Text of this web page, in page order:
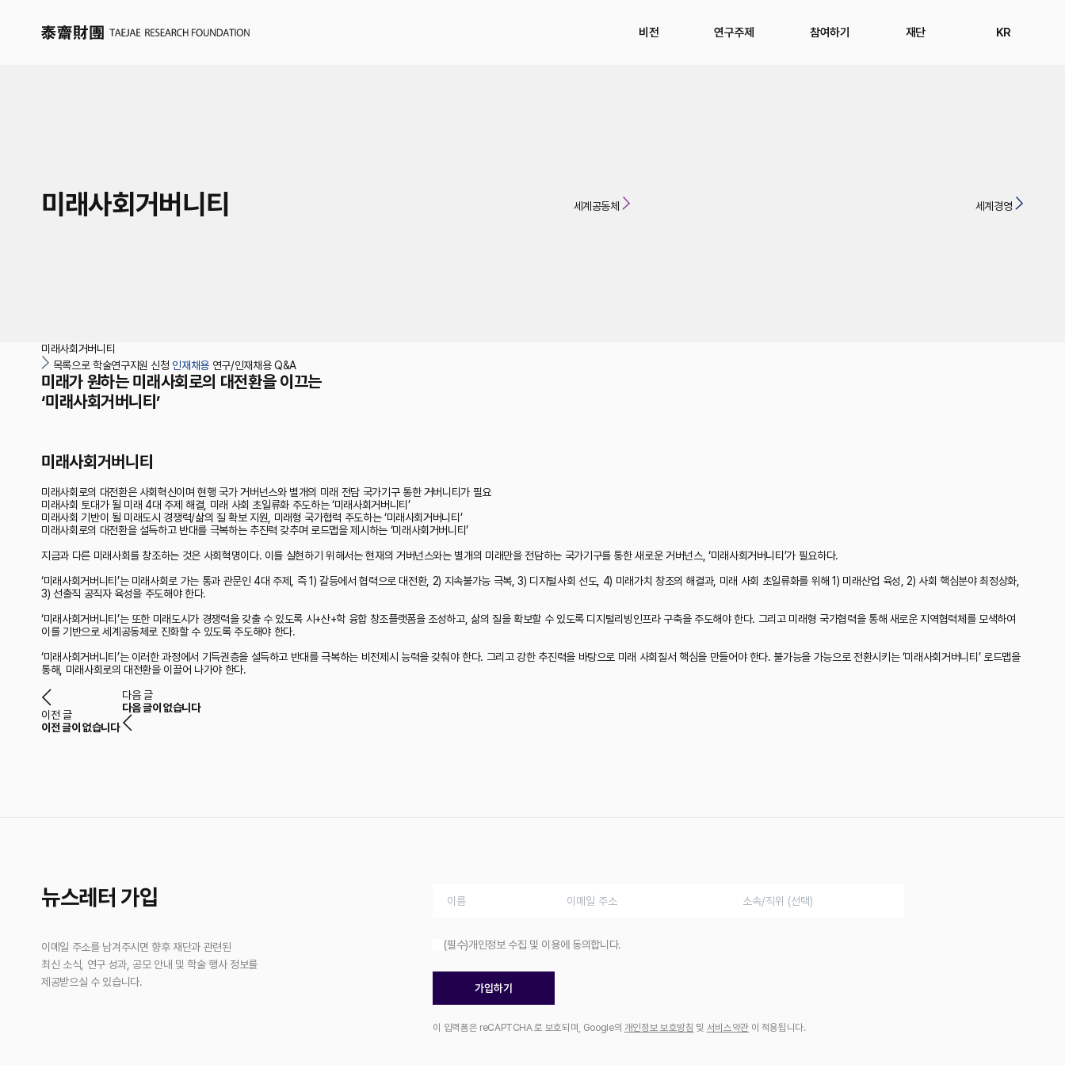
비전 연구주제 참여하기 재단 KR
미래사회거버니티 세계공동체 세계경영
미래사회거버니티
목록으로 학술연구지원 신청 인재채용 연구/인재채용 Q&A
미래가 원하는 미래사회로의 대전환을 이끄는
‘미래사회거버니티’
미래사회거버니티
미래사회로의 대전환은 사회혁신이며 현행 국가 거버넌스와 별개의 미래 전담 국가기구 통한 거버니티가 필요
미래사회 토대가 될 미래 4대 주제 해결, 미래 사회 초일류화 주도하는 ‘미래사회거버니티’
미래사회 기반이 될 미래도시 경쟁력/삶의 질 확보 지원, 미래형 국가협력 주도하는 ‘미래사회거버니티’
미래사회로의 대전환을 설득하고 반대를 극복하는 추진력 갖추며 로드맵을 제시하는 ‘미래사회거버니티’
지금과 다른 미래사회를 창조하는 것은 사회혁명이다. 이를 실현하기 위해서는 현재의 거버넌스와는 별개의 미래만을 전담하는 국가기구를 통한 새로운 거버넌스, ‘미래사회거버니티’가 필요하다.
‘미래사회거버니티’는 미래사회로 가는 통과 관문인 4대 주제, 즉 1) 갈등에서 협력으로 대전환, 2) 지속불가능 극복, 3) 디지털사회 선도, 4) 미래가치 창조의 해결과, 미래 사회 초일류화를 위해 1) 미래산업 육성, 2) 사회 핵심분야 최정상화,
3) 선출직 공직자 육성을 주도해야 한다.
‘미래사회거버니티’는 또한 미래도시가 경쟁력을 갖출 수 있도록 시+산+학 융합 창조플랫폼을 조성하고, 삶의 질을 확보할 수 있도록 디지털리빙인프라 구축을 주도해야 한다. 그리고 미래형 국가협력을 통해 새로운 지역협력체를 모색하여
이를 기반으로 세계공동체로 진화할 수 있도록 주도해야 한다.
‘미래사회거버니티’는 이러한 과정에서 기득권층을 설득하고 반대를 극복하는 비전제시 능력을 갖춰야 한다. 그리고 강한 추진력을 바탕으로 미래 사회질서 핵심을 만들어야 한다. 불가능을 가능으로 전환시키는 ‘미래사회거버니티’ 로드맵을
통해, 미래사회로의 대전환을 이끌어 나가야 한다.
이전 글
이전 글이 없습니다
다음 글
다음 글이 없습니다
뉴스레터 가입
이메일 주소를 남겨주시면 향후 재단과 관련된
최신 소식, 연구 성과, 공모 안내 및 학술 행사 정보를
제공받으실 수 있습니다.
(필수)개인정보 수집 및 이용에 동의합니다.
가입하기
이 입력폼은 reCAPTCHA 로 보호되며, Google의 개인정보 보호방침 및 서비스약관이 적용됩니다.